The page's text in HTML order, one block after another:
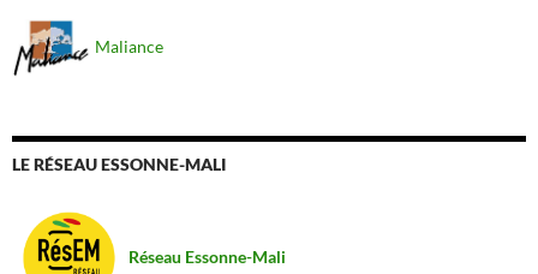
Maliance
LE RÉSEAU ESSONNE-MALI
Réseau Essonne-Mali